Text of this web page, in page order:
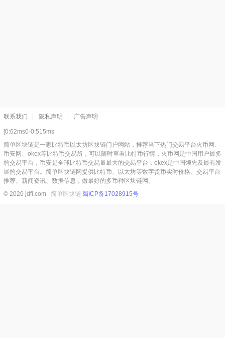
联系我们 隐私声明 广告声明
[0:62ms0-0:515ms
简单区块链是一家比特币以太坊区块链门户网站，推荐当下热门交易平台火币网、
币安网、okex等比特币交易所，可以随时查看比特币行情，火币网是中国用户最多
的交易平台，币安是全球比特币交易量最大的交易平台，okex是中国领先及最有发
展的交易平台。简单区块链网提供比特币、以太坊等数字货币实时价格、交易平台
推荐、新闻资讯、数据信息，做最好的多币种区块链网。
© 2020 jdfi.com 简单区块链 蜀ICP备17028915号